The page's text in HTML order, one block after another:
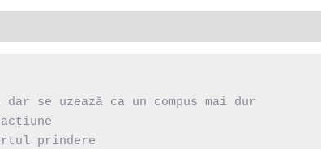
se uzează ca un compus mai dur
prindere